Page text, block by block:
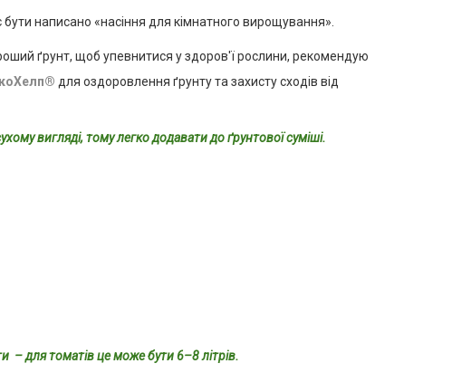
бути написано «насіння для кімнатного вирощування».
ґрунт, щоб упевнитися у здоров'ї рослини, рекомендую
для оздоровлення ґрунту та захисту сходів від
вигляді, тому легко додавати до ґрунтової суміші.
– для томатів це може бути 6–8 літрів.